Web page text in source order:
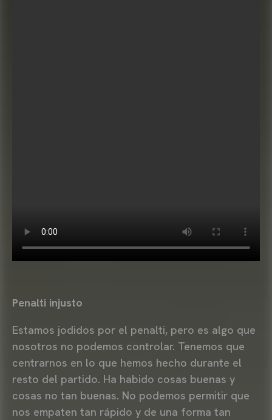
Penalti injusto
Estamos jodidos por el penalti, pero es algo que
nosotros no podemos controlar. Tenemos que
centrarnos en lo que hemos hecho durante el
resto del partido. Ha habido cosas buenas y
cosas no tan buenas. No podemos permitir que
nos empaten tan rápido y de una forma tan